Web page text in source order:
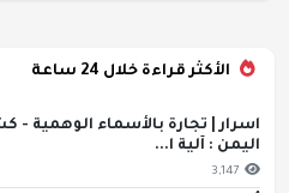
الأكثر قراءة خلال 24 ساعة
اسرار | تجارة بالأسماء الوهمية
اليمن : آلية ا...
3,147